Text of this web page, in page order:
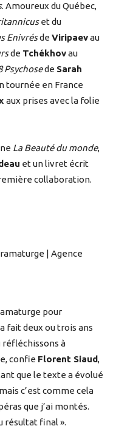
. Amoureux du Québec,
et du
Enivrésde Viripaevau
de Tchékhovau
Psychosede Sarah
tournée en France
aux prises avec la folie
La Beauté du monde,
et un livret écrit
collaboration.
pour
fait deux ou trois ans
réfléchissons à
confie Florent Siaud,
que le texte a évolué
c’est comme cela
que j’ai montés.
résultat final ».